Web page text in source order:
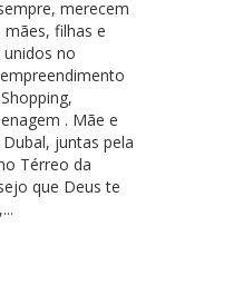
merecem
filhas e
no
. Mãe e
juntas pela
Térreo da
que Deus te